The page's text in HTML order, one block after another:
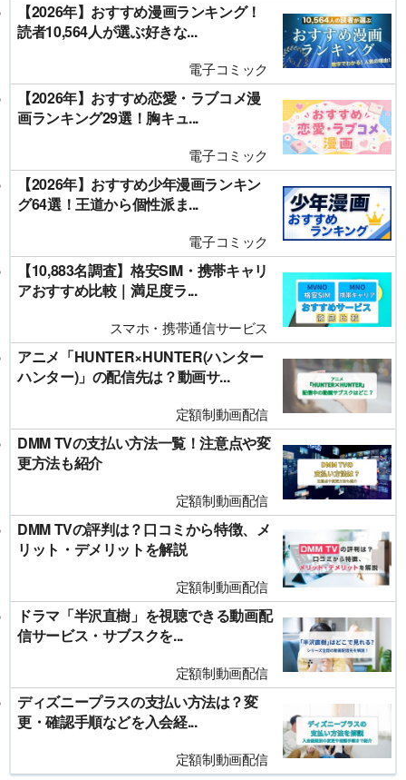
【2026年】おすすめ漫画ランキング！
読者10,564人が選ぶ好きな...
電子コミック
【2026年】おすすめ恋愛・ラブコメ漫
画ランキング29選！胸キュ...
電子コミック
【2026年】おすすめ少年漫画ランキン
グ64選！王道から個性派ま...
電子コミック
【10,883名調査】格安SIM・携帯キャリ
アおすすめ比較｜満足度ラ...
スマホ・携帯通信サービス
アニメ「HUNTER×HUNTER(ハンター
ハンター)」の配信先は？動画サ...
定額制動画配信
DMM TVの支払い方法一覧！注意点や変
更方法も紹介
定額制動画配信
DMM TVの評判は？口コミから特徴、メ
リット・デメリットを解説
定額制動画配信
ドラマ「半沢直樹」を視聴できる動画配
信サービス・サブスクを...
定額制動画配信
ディズニープラスの支払い方法は？変
更・確認手順などを入会経...
定額制動画配信